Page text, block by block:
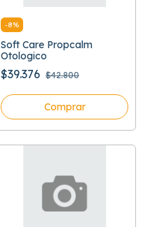
-8%
Soft Care Propcalm
Otologico
$39.376 $42.800
Comprar